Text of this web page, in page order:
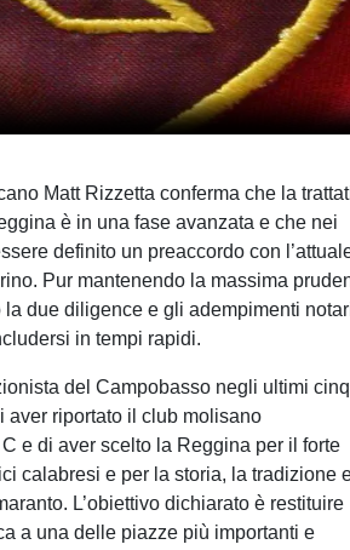
Matt Rizzetta conferma che la
è in una fase avanzata e che nei
definito un preaccordo con
Pur mantenendo la massima
due diligence e gli adempimenti
in tempi rapidi.
del Campobasso negli ultimi
aver riportato il club molisano
e di aver scelto la Reggina per il forte
calabresi e per la storia, la tradizione
L’obiettivo dichiarato è restituire
a una delle piazze più importanti e